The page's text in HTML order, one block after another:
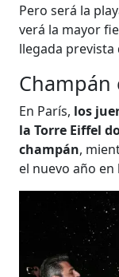
Pero será la
verá la mayor
llegada prevista
Champán
En París, los
la Torre Eiffel
champán,
el nuevo año